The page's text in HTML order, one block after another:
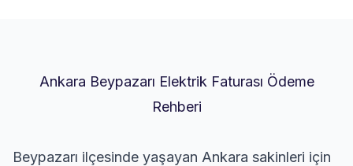
Ankara Beypazarı Elektrik Faturası Ödeme
Rehberi
Beypazarı ilçesinde yaşayan Ankara sakinleri için